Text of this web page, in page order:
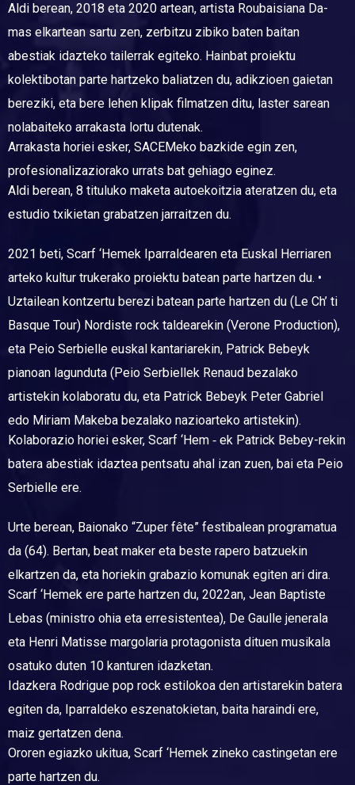
Aldi berean, 2018 eta 2020 artean, artista Roubaisiana Da-
mas elkartean sartu zen, zerbitzu zibiko baten baitan
abestiak idazteko tailerrak egiteko. Hainbat proiektu
kolektibotan parte hartzeko baliatzen du, adikzioen gaietan
bereziki, eta bere lehen klipak filmatzen ditu, laster sarean
nolabaiteko arrakasta lortu dutenak.
Arrakasta horiei esker, SACEMeko bazkide egin zen,
profesionalizaziorako urrats bat gehiago eginez.
Aldi berean, 8 tituluko maketa autoekoitzia ateratzen du, eta
estudio txikietan grabatzen jarraitzen du.
2021 beti, Scarf ‘Hemek Iparraldearen eta Euskal Herriaren
arteko kultur trukerako proiektu batean parte hartzen du. •
Uztailean kontzertu berezi batean parte hartzen du (Le Ch’ ti
Basque Tour) Nordiste rock taldearekin (Verone Production),
eta Peio Serbielle euskal kantariarekin, Patrick Bebeyk
pianoan lagunduta (Peio Serbiellek Renaud bezalako
artistekin kolaboratu du, eta Patrick Bebeyk Peter Gabriel
edo Miriam Makeba bezalako nazioarteko artistekin).
Kolaborazio horiei esker, Scarf ‘Hem ‑ ek Patrick Bebey-rekin
batera abestiak idaztea pentsatu ahal izan zuen, bai eta Peio
Serbielle ere.
Urte berean, Baionako “Zuper fête” festibalean programatua
da (64). Bertan, beat maker eta beste rapero batzuekin
elkartzen da, eta horiekin grabazio komunak egiten ari dira.
Scarf ‘Hemek ere parte hartzen du, 2022an, Jean Baptiste
Lebas (ministro ohia eta erresistentea), De Gaulle jenerala
eta Henri Matisse margolaria protagonista dituen musikala
osatuko duten 10 kanturen idazketan.
Idazkera Rodrigue pop rock estilokoa den artistarekin batera
egiten da, Iparraldeko eszenatokietan, baita haraindi ere,
maiz gertatzen dena.
Ororen egiazko ukitua, Scarf ‘Hemek zineko castingetan ere
parte hartzen du.